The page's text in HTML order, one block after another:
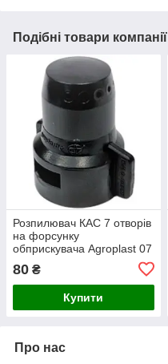
Подібні товари компанії
Розпилювач КАС 7 отворів
на форсунку
обприскувача Agroplast 07
80 ₴
Купити
Про нас